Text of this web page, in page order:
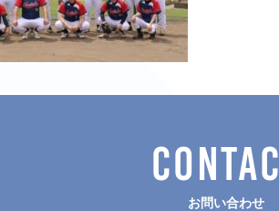
お問い合わせ